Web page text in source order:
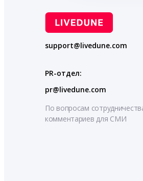
support@livedune.com
PR-отдел:
pr@livedune.com
По вопросам
комментариев для СМИ